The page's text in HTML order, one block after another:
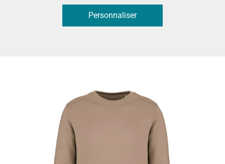
Personnaliser